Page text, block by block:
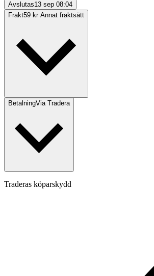
Avslutas13 sep 08:04
Frakt59 kr Annat fraktsätt
BetalningVia Tradera
Traderas köparskydd